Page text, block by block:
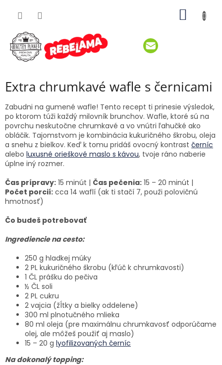
Extra chrumkavé wafle s černicami
Zabudni na gumené wafle! Tento recept ti prinesie výsledok,
po ktorom túži každý milovník brunchov. Wafle, ktoré sú na
povrchu neskutočne chrumkavé a vo vnútri ľahučké ako
obláčik. Tajomstvom je kombinácia kukuričného škrobu, oleja
a snehu z bielkov. Keď k tomu pridáš ovocný kontrast černíc
alebo luxusné orieškové maslo s kávou, tvoje ráno naberie
úplne iný rozmer.
Čas prípravy: 15 minút | Čas pečenia: 15 – 20 minút |
Počet porcií: cca 14 waflí (ak ti stačí 7, použi polovičnú
hmotnosť)
Čo budeš potrebovať
Ingrediencie na cesto:
250 g hladkej múky
2 PL kukuričného škrobu (kľúč k chrumkavosti)
1 ČL prášku do pečiva
½ ČL soli
2 PL cukru
2 vajcia (žĺtky a bielky oddelene)
300 ml plnotučného mlieka
80 ml oleja (pre maximálnu chrumkavosť odporúčame
olej, ale môžeš použiť aj maslo)
15 – 20 g lyofilizovaných černíc
Na dokonalý topping: